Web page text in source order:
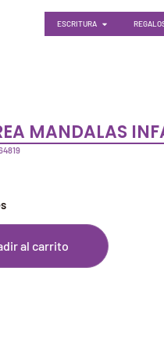
ESCRITURA
MANDALAS
al carrito